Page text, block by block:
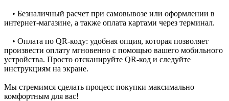
• Безналичный расчет при самовывозе или оформлении в
интернет-магазине, а также оплата картами через терминал.
• Оплата по QR-коду: удобная опция, которая позволяет
произвести оплату мгновенно с помощью вашего мобильного
устройства. Просто отсканируйте QR-код и следуйте
инструкциям на экране.
Мы стремимся сделать процесс покупки максимально
комфортным для вас!